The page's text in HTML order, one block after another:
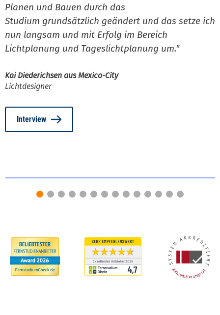
Planen und Bauen durch das
Studium grundsätzlich geändert und das setze ich
nun langsam und mit Erfolg im Bereich
Lichtplanung und Tageslichtplanung um."
Kai Diederichsen aus Mexico-City
Lichtdesigner
Interview